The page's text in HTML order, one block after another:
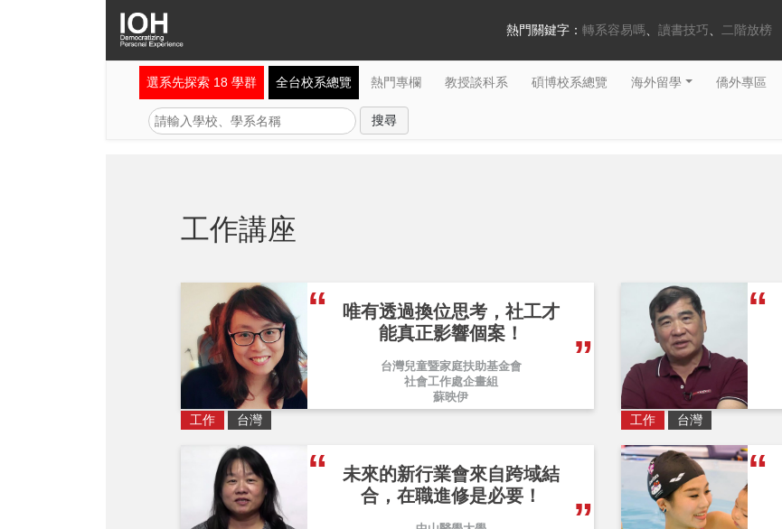
熱門關鍵字： 轉系容易嗎 讀書技巧 二階放榜
選系先探索 18 學群 全台校系總覽 熱門專欄 教授談科系 碩博校系總覽 海外留學 僑外專區
工作講座
唯有透過換位思考，社工才
能真正影響個案！
台灣兒童暨家庭扶助基金會
社會工作處企畫組
蘇映伊
工作 台灣 工作 台灣
未來的新行業會來自跨域結
合，在職進修是必要！